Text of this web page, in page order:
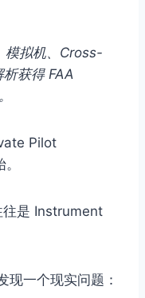
模拟机、Cross-
获得 FAA
Pilot
往是 Instrument
现一个现实问题：